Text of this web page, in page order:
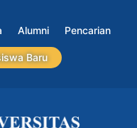
Alumni Pencarian
Baru